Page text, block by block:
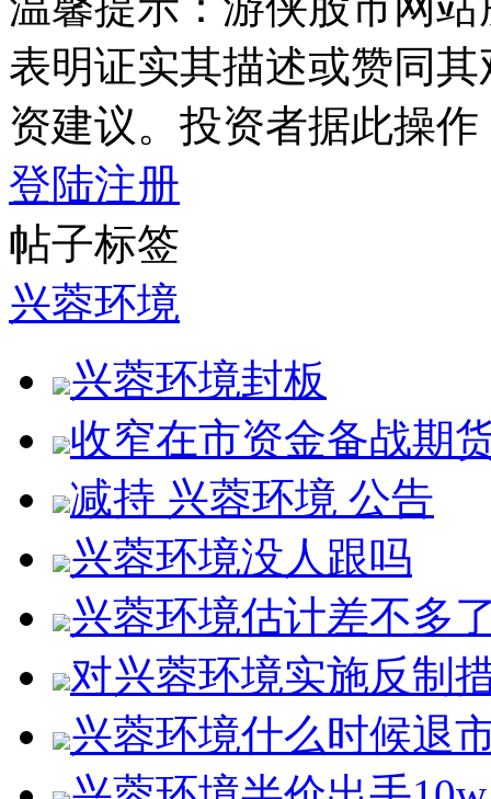
表明证实其描述或赞同
资建议。投资者据此操
登陆注册
帖子标签
兴蓉环境
兴蓉环境封板
收窄在市资金备战期
减持 兴蓉环境 公告
兴蓉环境没人跟吗
兴蓉环境估计差不多
对兴蓉环境实施反制
兴蓉环境什么时候退